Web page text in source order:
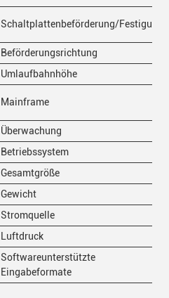
Schaltplattenbeförderung/Festigung
Beförderungsrichtung
Umlaufbahnhöhe
Mainframe
Überwachung
Betriebssystem
Gesamtgröße
Gewicht
Stromquelle
Luftdruck
Softwareunterstützte
Eingabeformate